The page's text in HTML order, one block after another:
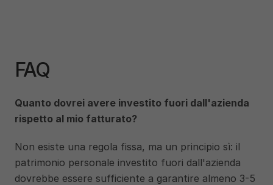
FAQ
Quanto dovrei avere investito fuori dall'azienda
rispetto al mio fatturato?
Non esiste una regola fissa, ma un principio sì: il
patrimonio personale investito fuori dall'azienda
dovrebbe essere sufficiente a garantire almeno 3-5